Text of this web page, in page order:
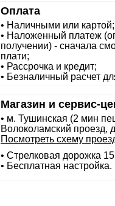
Оплата
• Наличными или картой;
• Наложенный платеж
получении) - сначала
плати;
• Рассрочка и кредит;
• Безналичный расчет
Магазин и сервис-
• м. Тушинская (2 мин
Волоколамский проезд,
Посмотреть схему
• Cтрелковая дорожка
• Бесплатная настройка.